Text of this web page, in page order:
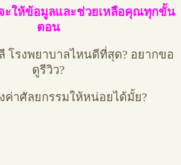
ะให้ข้อมูลและช่วยเหลือคุณทุกขั้น
ตอน
โรงพยาบาลไหนดีที่สุด? อยากขอ
ดูรีวิว?
ค่าศัลยกรรมให้หน่อยได้มั้ย?